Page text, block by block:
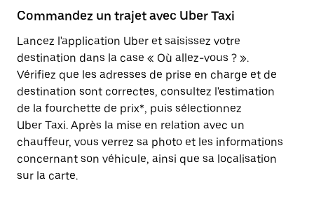
calendrier.
Commandez un trajet avec Uber Taxi
Lancez l'application Uber et saisissez votre
destination dans la case « Où allez-vous ? ».
Vérifiez que les adresses de prise en charge et de
destination sont correctes, consultez l'estimation
de la fourchette de prix*, puis sélectionnez
Uber Taxi. Après la mise en relation avec un
chauffeur, vous verrez sa photo et les informations
concernant son véhicule, ainsi que sa localisation
sur la carte.